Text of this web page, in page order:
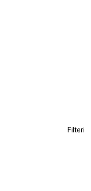
Filteri